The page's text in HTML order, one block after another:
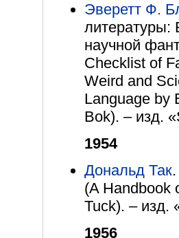
Эверетт Ф.
литературы:
научной
Checklist of
Weird and
Language by
Bok). – изд.
1954
Дональд Так
(A Handbook
Tuck). – изд.
1956